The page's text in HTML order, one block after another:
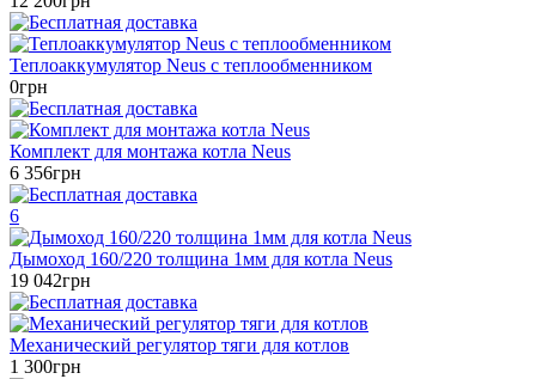
Теплоаккумулятор Neus c теплообменником
0грн
Комплект для монтажа котла Neus
6 356грн
6
Дымоход 160/220 толщина 1мм для котла Neus
19 042грн
Механический регулятор тяги для котлов
1 300грн